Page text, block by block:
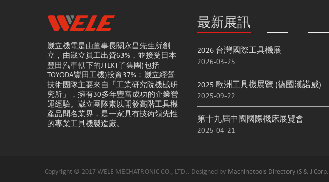
崴立機電是由董事長關永昌先生所創
立，由崴立員工出資63%，並接受日本
豐田汽車轄下的JTEKT子集團(包括
TOYODA豐田工機)投資37%；崴立經營
技術團隊主要來自「工業研究院機械研
究所」，擁有30多年豐富成功的企業營
運經驗。崴立團隊素以開發高階工具機
產品聞名業界，是一家具有技術領先性
的專業工具機製造廠。
最新展訊
2026 台灣國際工具機展
2026-03-25
2025 歐洲工具機展覽 (德國漢諾威)
2025-09-22
第十九屆中國國際機床展覽會
2025-04-21
Copyright © 2017 WELE MECHATRONIC CO., LTD.. Designed by Machinetools Directory (S & J Corp.